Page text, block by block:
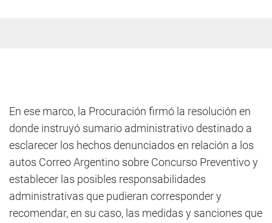
En ese marco, la Procuración firmó la resolución en
donde instruyó sumario administrativo destinado a
esclarecer los hechos denunciados en relación a los
autos Correo Argentino sobre Concurso Preventivo y
establecer las posibles responsabilidades
administrativas que pudieran corresponder y
recomendar, en su caso, las medidas y sanciones que